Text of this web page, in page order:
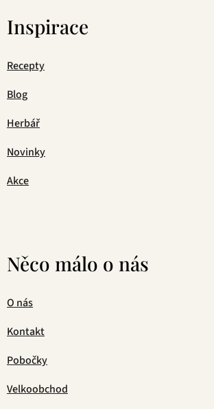
Inspirace
Recepty
Blog
Herbář
Novinky
Akce
Něco málo o nás
O nás
Kontakt
Pobočky
Velkoobchod